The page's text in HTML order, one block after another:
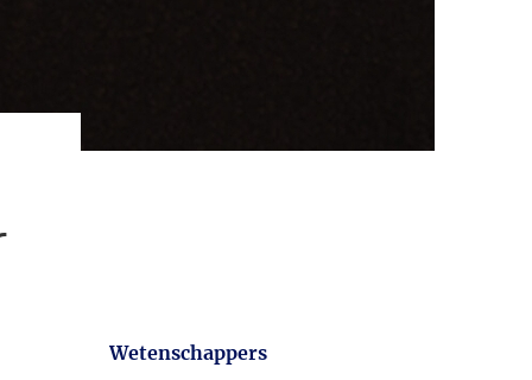
Wetenschappers